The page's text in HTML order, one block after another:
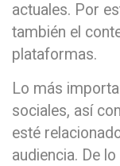
actuales. Por
también el
plataformas.
Lo más
sociales, así
esté
audiencia. De